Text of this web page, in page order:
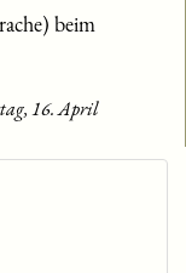
beim
16. April